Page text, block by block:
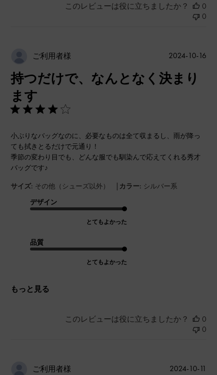
このレビューは役に立ちましたか？
0
0
ご利用者様
持つだけで、なんとなく決まり
ます
小ぶりなバッグなのに、必要なものは全て収まるし、雨が降っ
ても拭きとるだけで元通り！
季節の変わり目でも、どんな服でも馴染んで応えてくれる秀才
バッグです♪
サイズ: その他（シューズ以外） | カラー: シルバー系
デザイン
とてもよかった
品質
とてもよかった
もっと見る
公
2024-10-16
このレビューは役に立ちましたか？
0
0
ご利用者様 2024-10-11